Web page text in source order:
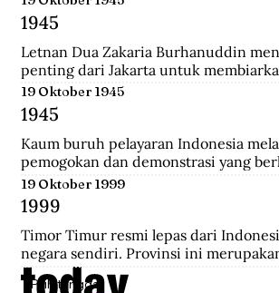
Pilih tanggal
untuk Kereta api (KA) 225 trayek
Jakarta Kota. Kereta ini mengangkut
penumpang.
Merdika sebagai usaha asuransi
badan hukum.
1945
Letnan Dua Zakaria Burhanuddin
penting dari Jakarta untuk
serangkaian kereta api memuat 90
Laut Jepang) yang akan melintasi
Namun saat tiba, rakyat dan pejuang
melakukan pengepungan hingga
yang akhirnya saling serbu.
19 Oktober 1945
1945
Kaum buruh pelayaran Indonesia
pemogokan dan demonstrasi yang
sebelas kapal Belanda di Pelabuhan
akan mengangkut perlengkapan
diperoleh dari Pemerintah AS.
19 Oktober 1999
1999
Timor Timur resmi lepas dari
negara sendiri. Provinsi ini
Indonesia selama 24 tahun.